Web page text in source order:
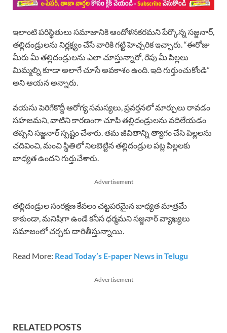
ఇలాంటి పరిస్థితులు సమాజానికి ఆందోళనకరమని పేర్కొన్న సజ్జనార్,
తల్లిదండ్రులను నిర్లక్ష్యం చేసే వారికి గట్టి హెచ్చరిక ఇచ్చారు. “ఈరోజు
మీరు మీ తల్లిదండ్రులను ఎలా చూస్తున్నారో, రేపు మీ పిల్లలు
మిమ్మల్ని కూడా అలాగే చూసే అవకాశం ఉంది. ఇది గుర్తుంచుకోండి”
అని ఆయన అన్నారు.
వయసు పెరిగేకొద్దీ ఆరోగ్య సమస్యలు, ప్రవర్తనలో మార్పులు రావడం
సహజమని, వాటిని కారణంగా చూపి తల్లిదండ్రులను వదిలేయడం
తప్పని సజ్జనార్ స్పష్టం చేశారు. తమ జీవితాన్ని త్యాగం చేసి పిల్లలను
చదివించి, మంచి స్థితిలో నిలబెట్టిన తల్లిదండ్రుల పట్ల పిల్లలకు
బాధ్యత ఉందని గుర్తుచేశారు.
Advertisement
తల్లిదండ్రుల సంరక్షణ కేవలం చట్టపరమైన బాధ్యత మాత్రమే
కాకుండా, మనిషిగా ఉండే కనీస ధర్మమని సజ్జనార్ వ్యాఖ్యలు
సమాజంలో చర్చకు దారితీస్తున్నాయి.
Read More: Read Today’s E-paper News in Telugu
Advertisement
RELATED POSTS